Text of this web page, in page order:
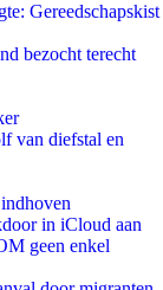
Gereedschapskist
bezocht terecht
van diefstal en
in iCloud aan
geen enkel